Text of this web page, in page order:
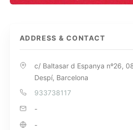
ADDRESS & CONTACT
c/ Baltasar d Espanya nº26,
Despí, Barcelona
933738117
-
-